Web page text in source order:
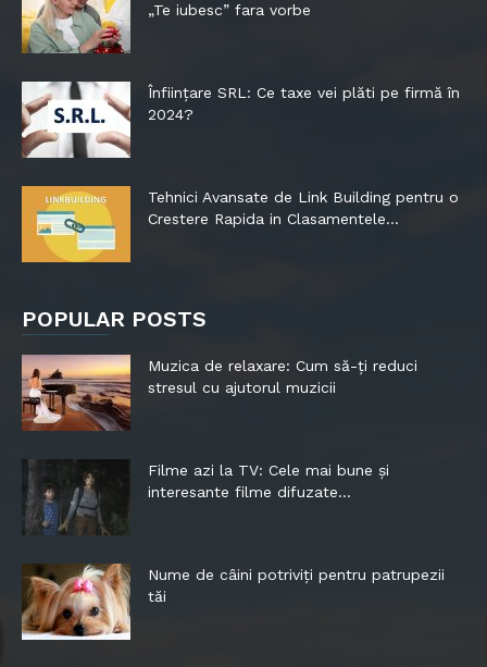
„Te iubesc” fara vorbe
Înființare SRL: Ce taxe vei plăti pe firmă în
2024?
Tehnici Avansate de Link Building pentru o
Crestere Rapida in Clasamentele...
POPULAR POSTS
Muzica de relaxare: Cum să-ți reduci
stresul cu ajutorul muzicii
Filme azi la TV: Cele mai bune și
interesante filme difuzate...
Nume de câini potriviți pentru patrupezii
tăi